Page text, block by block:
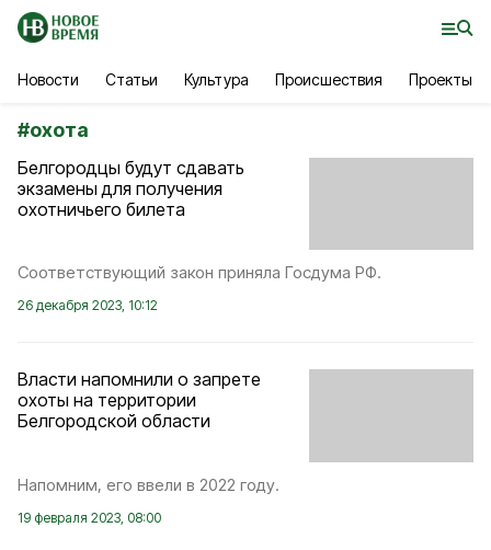
Новости Статьи Культура Происшествия Проекты
#охота
Белгородцы будут сдавать
экзамены для получения
охотничьего билета
Соответствующий закон приняла Госдума РФ.
26 декабря 2023, 10:12
Власти напомнили о запрете
охоты на территории
Белгородской области
Напомним, его ввели в 2022 году.
19 февраля 2023, 08:00